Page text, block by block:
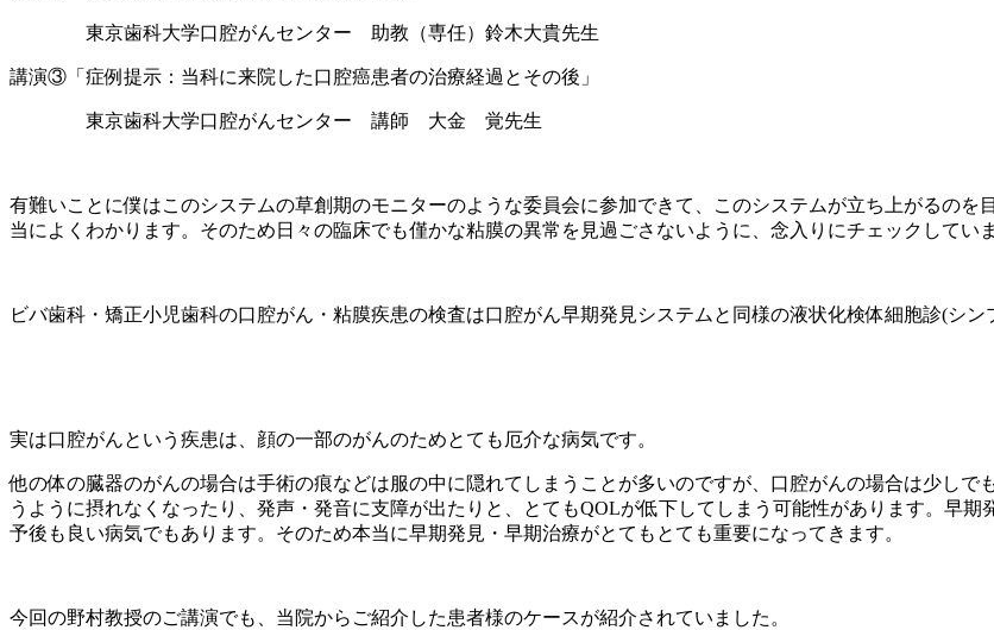
東京歯科大学口腔がんセンター 助教（専任）鈴木大貴先生
講演③「症例提示：当科に来院した口腔癌患者の治療経過とその後」
東京歯科大学口腔がんセンター 講師 大金 覚先生
有難いことに僕はこのシステムの草創期のモニターのような委員会に参加できて、このシステムが立ち上がるの
当によくわかります。そのため日々の臨床でも僅かな粘膜の異常を見過ごさないように、念入りにチェックしていま
ビバ歯科・矯正小児歯科の口腔がん・粘膜疾患の検査は口腔がん早期発見システムと同様の液状化検体細胞診(シン
実は口腔がんという疾患は、顔の一部のがんのためとても厄介な病気です。
他の体の臓器のがんの場合は手術の痕などは服の中に隠れてしまうことが多いのですが、口腔がんの場合は少し
うように摂れなくなったり、発声・発音に支障が出たりと、とてもQOLが低下してしまう可能性があります。早
予後も良い病気でもあります。そのため本当に早期発見・早期治療がとてもとても重要になってきます。
今回の野村教授のご講演でも、当院からご紹介した患者様のケースが紹介されていました。